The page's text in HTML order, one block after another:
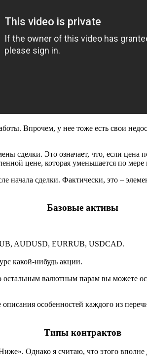
Впрочем, у нее тоже есть свои
сделки. Это означает, что, если
цене, которая уменьшается по
сделки. Фактически, это –
Базовые активы
AUDUSD, EURRUB, USDCAD.
какой-нибудь акции.
валютным парам вы можете
особенностей каждого из
Типы контрактов
Однако я считаю, что этого вполне